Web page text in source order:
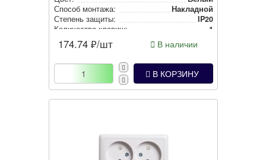
Способ монтажа:
Накладной
Степень защиты:
IP20
Количество клавиш:
1
174.74 ₽/шт В наличии
В КОРЗИНУ